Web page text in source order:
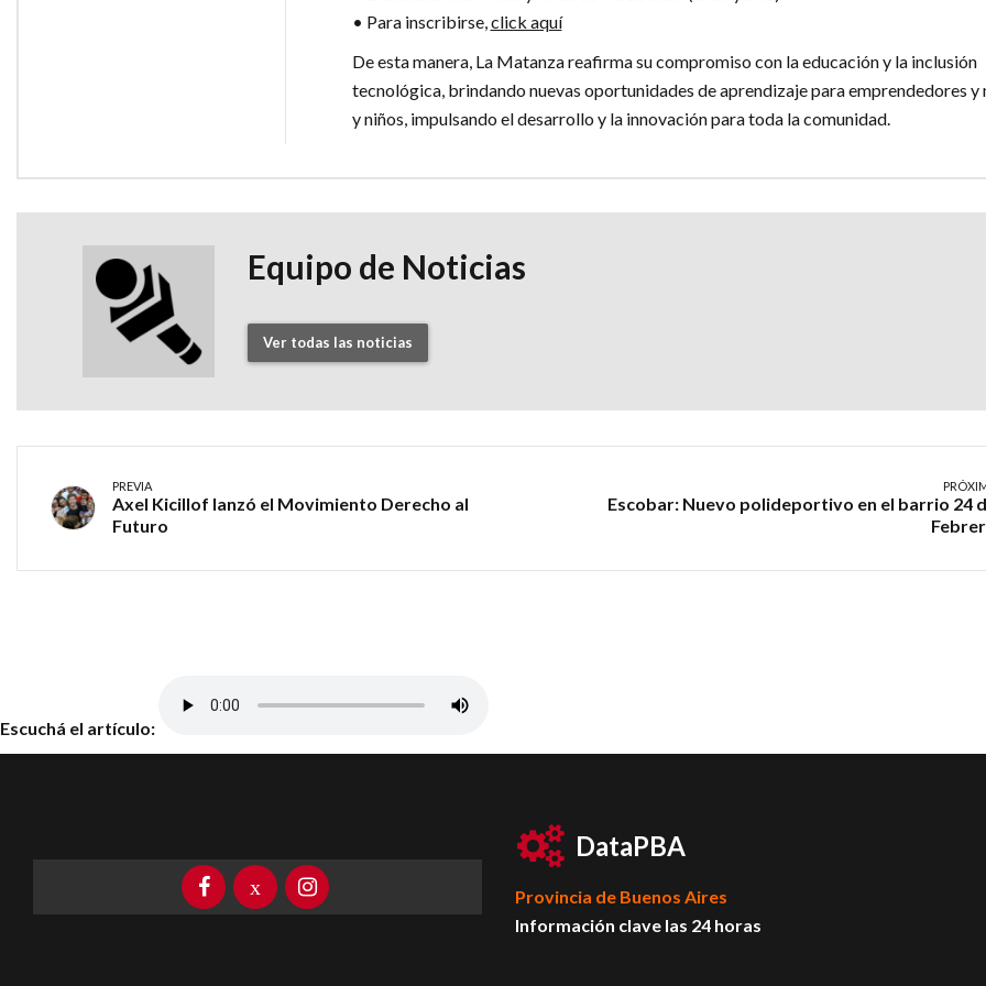
• Para inscribirse, click aquí
De esta manera, La Matanza reafirma su compromiso con la educación y la inclusión
tecnológica, brindando nuevas oportunidades de aprendizaje para emprendedores y
y niños, impulsando el desarrollo y la innovación para toda la comunidad.
Equipo de Noticias
Ver todas las noticias
PREVIA
Axel Kicillof lanzó el Movimiento Derecho al
Futuro
Escobar: Nuevo polideportivo en el barrio 24
Escuchá el artículo:
DataPBA
Provincia de Buenos Aires
Información clave las 24 horas